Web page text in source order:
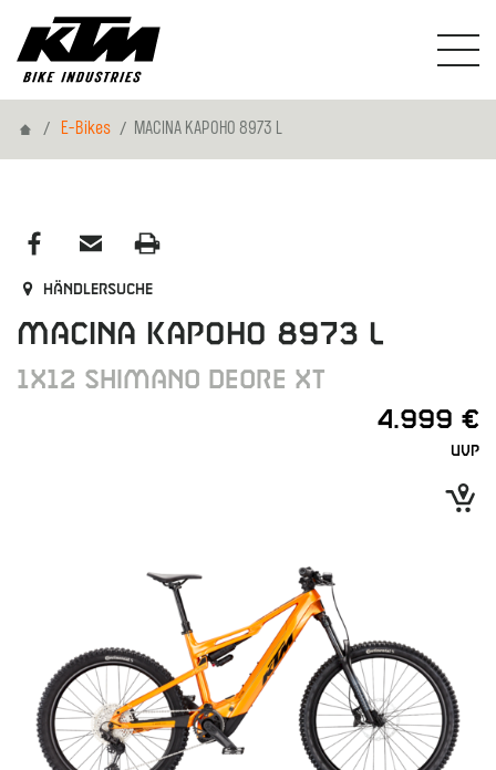
HomeE-Bikes MACINA KAPOHO 8973 L
Händlersuche
MACINA KAPOHO 8973 L
1X12 SHIMANO DEORE XT
4.999 €
UVP